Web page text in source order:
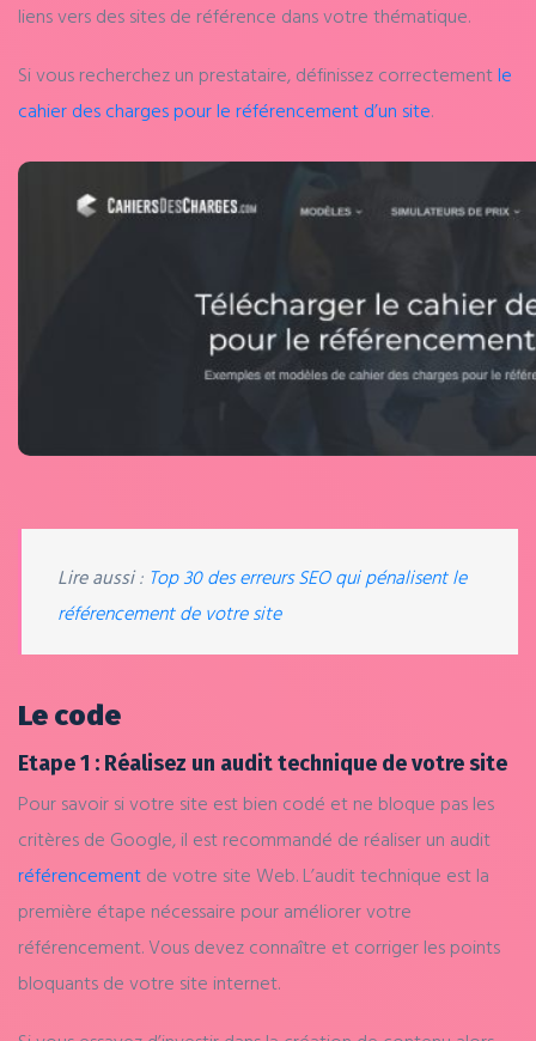
liens vers des sites de référence dans votre thématique.
Si vous recherchez un prestataire, définissez correctementle
cahier des charges pour le référencement d’un site.
Lire aussi: Top 30 des erreurs SEO qui pénalisent le
référencement de votre site
Le code
Etape 1 : Réalisez un audit technique de votre site
Pour savoir si votre site est bien codé et ne bloque pas les
critères de Google, il est recommandé de réaliser un audit
référencement de votre site Web. L’audit technique est la
première étape nécessaire pour améliorer votre
référencement. Vous devez connaître et corriger les points
bloquants de votre site internet.